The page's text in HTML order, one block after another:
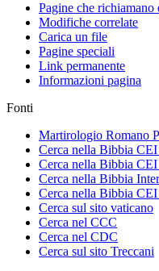
Pagine che richiamano
Modifiche correlate
Carica un file
Pagine speciali
Link permanente
Informazioni pagina
Fonti
Martirologio Romano
Cerca nella Bibbia
Cerca nella Bibbia
Cerca nella Bibbia
Cerca nella Bibbia
Cerca sul sito vaticano
Cerca nel CCC
Cerca nel CDC
Cerca sul sito Treccani